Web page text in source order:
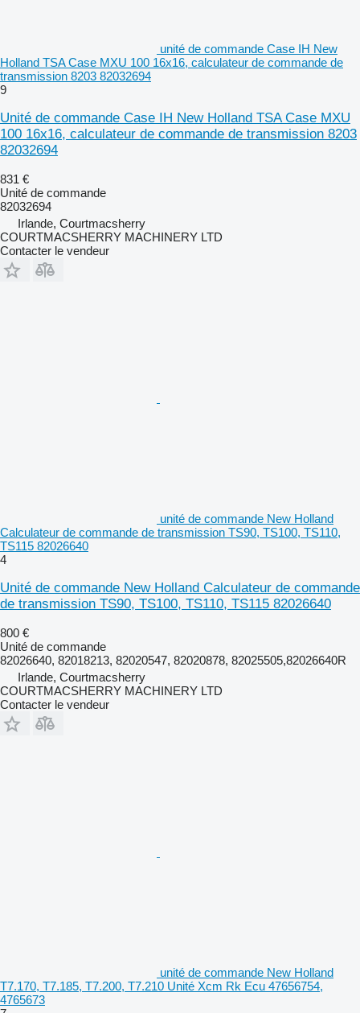
unité de commande Case IH New
Holland TSA Case MXU 100 16x16, calculateur de commande de
transmission 8203 82032694
9
Unité de commande Case IH New Holland TSA Case MXU
100 16x16, calculateur de commande de transmission 8203
82032694
831 €
Unité de commande
82032694
Irlande, Courtmacsherry
COURTMACSHERRY MACHINERY LTD
Contacter le vendeur
unité de commande New Holland
Calculateur de commande de transmission TS90, TS100, TS110,
TS115 82026640
4
Unité de commande New Holland Calculateur de commande
de transmission TS90, TS100, TS110, TS115 82026640
800 €
Unité de commande
82026640, 82018213, 82020547, 82020878, 82025505,82026640R
Irlande, Courtmacsherry
COURTMACSHERRY MACHINERY LTD
Contacter le vendeur
unité de commande New Holland
T7.170, T7.185, T7.200, T7.210 Unité Xcm Rk Ecu 47656754,
4765673